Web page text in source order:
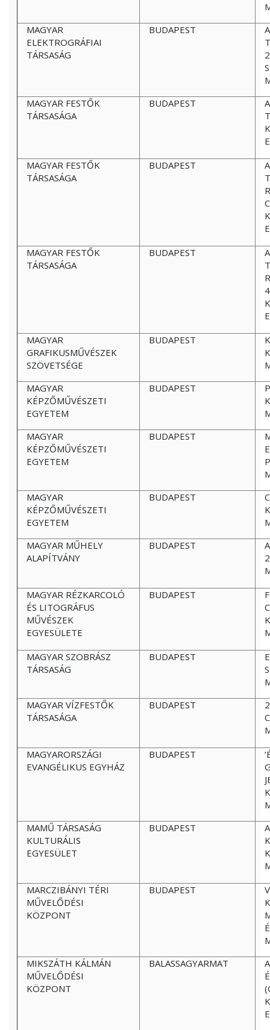
MAGYAR
ELEKTROGRÁFIAI
TÁRSASÁG
BUDAPEST
MAGYAR FESTŐK
TÁRSASÁGA
BUDAPEST
MAGYAR FESTŐK
TÁRSASÁGA
BUDAPEST
MAGYAR FESTŐK
TÁRSASÁGA
BUDAPEST
MAGYAR
GRAFIKUSMŰVÉSZEK
SZÖVETSÉGE
BUDAPEST
MAGYAR
KÉPZŐMŰVÉSZETI
EGYETEM
BUDAPEST
MAGYAR
KÉPZŐMŰVÉSZETI
EGYETEM
BUDAPEST
MAGYAR
KÉPZŐMŰVÉSZETI
EGYETEM
BUDAPEST
MAGYAR MŰHELY
ALAPÍTVÁNY
BUDAPEST
MAGYAR RÉZKARCOLÓ
ÉS LITOGRÁFUS
MŰVÉSZEK
EGYESÜLETE
BUDAPEST
MAGYAR SZOBRÁSZ
TÁRSASÁG
BUDAPEST
MAGYAR VÍZFESTŐK
TÁRSASÁGA
BUDAPEST
MAGYARORSZÁGI
EVANGÉLIKUS EGYHÁZ
BUDAPEST
MAMŰ TÁRSASÁG
KULTURÁLIS
EGYESÜLET
BUDAPEST
MARCZIBÁNYI TÉRI
MŰVELŐDÉSI
KÖZPONT
BUDAPEST
MIKSZÁTH KÁLMÁN
MŰVELŐDÉSI
KÖZPONT
BALASSAGYARMAT